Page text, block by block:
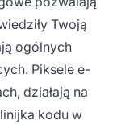
Twoją
ogólnych
Piksele e-
działają na
kodu w